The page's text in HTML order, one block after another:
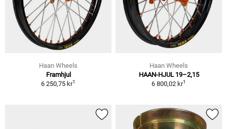
Haan Wheels
Framhjul
6 250,75 kr1
Haan Wheels
HAAN-HJUL 19–2,15
6 800,02 kr1